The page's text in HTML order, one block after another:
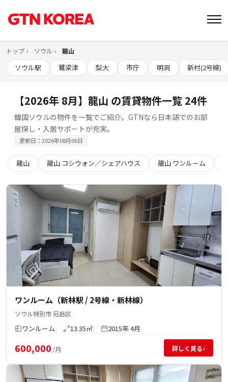
トップ ソウル 龍山
ソウル駅 鷺梁津 梨大 市庁 明洞 新村(2号線)
【2026年 8月】龍山 の賃貸物件一覧 24件
韓国ソウルの物件を一覧でご紹介。GTNなら日本語でのお部
屋探し・入居サポートが充実。
更新日：2026年08月06日
龍山 龍山 コシウォン／シェアハウス 龍山 ワンルーム
ワンルーム（新林駅 / 2号線・新林線）
ソウル特別市 冠岳区
ワンルーム 13.35㎡ 2015年 4月
600,000 /月 詳しく見る›